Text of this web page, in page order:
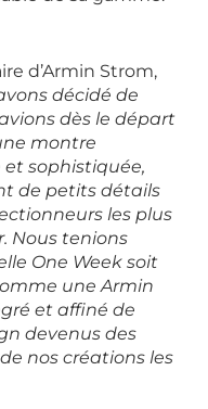
d’Armin Strom,
décidé de
dès le départ
montre
sophistiquée,
de petits détails
les plus
Nous tenions
One Week soit
une Armin
et affiné de
devenus des
nos créations les